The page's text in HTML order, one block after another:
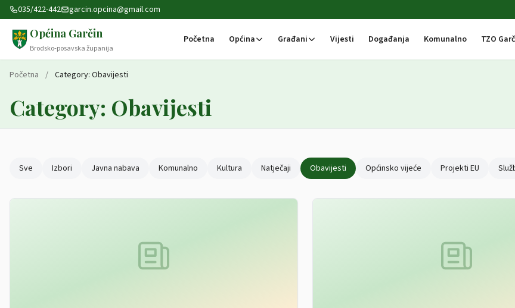
Preskoči na sadržaj
035/422-442 garcin.opcina@gmail.com
Općina Garčin
Brodsko-posavska županija
Početna Općina Građani Vijesti Događanja Komunalno TZO
Početna / Category: Obavijesti
Category: Obavijesti
Sve Izbori Javna nabava Komunalno Kultura Natječaji Obavijesti Općinsko vijeće Projekti EU